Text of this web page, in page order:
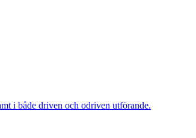
i både driven och odriven utförande.